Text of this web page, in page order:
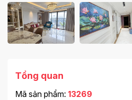
Tổng quan
Mã sản phẩm: 13269